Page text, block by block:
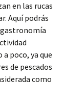
en las rucas
Aquí podrás
poco, ya que
de pescados
como